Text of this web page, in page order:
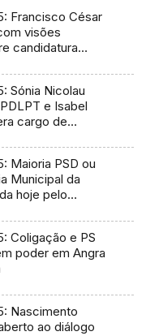
Francisco César
visões
candidatura
Sónia Nicolau
e Isabel
cargo de
Maioria PSD ou
Municipal da
hoje pelo
Coligação e PS
poder em Angra
Nascimento
ao diálogo